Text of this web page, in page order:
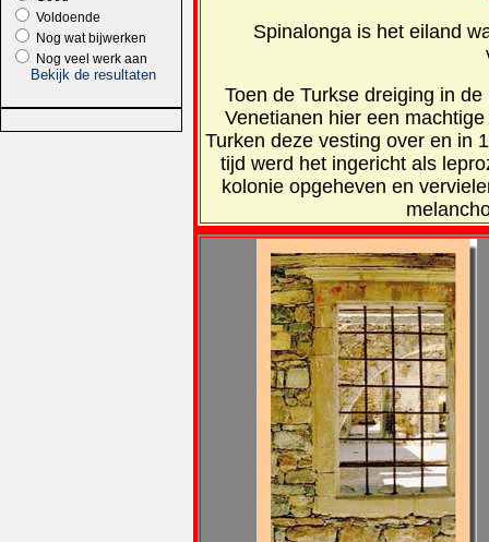
Voldoende
Nog wat bijwerken
Nog veel werk aan
Bekijk de resultaten
Spinalonga is het eiland
Toen de Turkse dreiging in
Venetianen hier een
Turken deze vesting over en in
tijd werd het ingericht als
kolonie opgeheven en